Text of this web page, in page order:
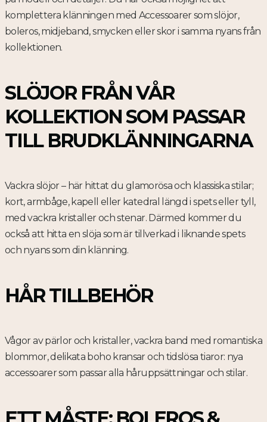
komplettera klänningen med Accessoarer som slöjor,
boleros, midjeband, smycken eller skor i samma nyans från
kollektionen.
SLÖJOR FRÅN VÅR
KOLLEKTION SOM PASSAR
TILL BRUDKLÄNNINGARNA
Vackra slöjor – här hittat du glamorösa och klassiska stilar;
kort, armbåge, kapell eller katedral längd i spets eller tyll,
med vackra kristaller och stenar. Därmed kommer du
också att hitta en slöja som är tillverkad i liknande spets
och nyans som din klänning.
HÅR TILLBEHÖR
Vågor av pärlor och kristaller, vackra band med romantiska
blommor, delikata boho kransar och tidslösa tiaror: nya
accessoarer som passar alla håruppsättningar och stilar.